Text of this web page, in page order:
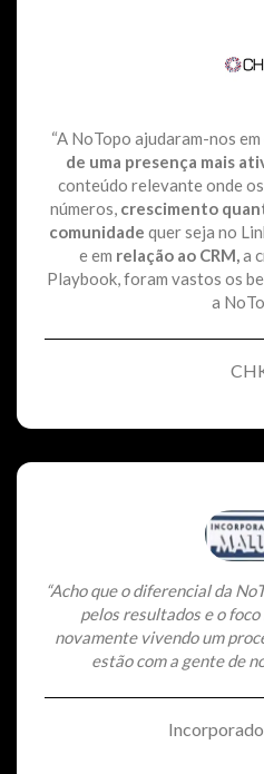
“A NoTopo ajudaram-nos
de uma presença mais
conteúdo relevante onde
números, crescimento
comunidade quer seja no
e em relação ao CRM,a
Playbook, foram vastos os
a
“Acho que o diferencial da
pelos resultados e o
novamente vivendo um
estão com a gente de